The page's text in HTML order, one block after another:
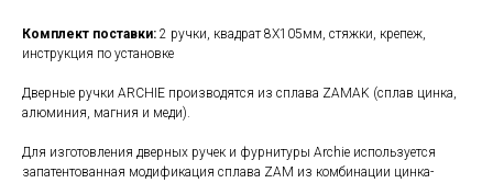
Комплект поставки: 2 ручки, квадрат 8Х105мм, стяжки, крепеж,
инструкция по установке
Дверные ручки ARCHIE производятся из сплава ZAMAK (сплав цинка,
алюминия, магния и меди).
Для изготовления дверных ручек и фурнитуры Archie используется
запатентованная модификация сплава ZAM из комбинации цинка-